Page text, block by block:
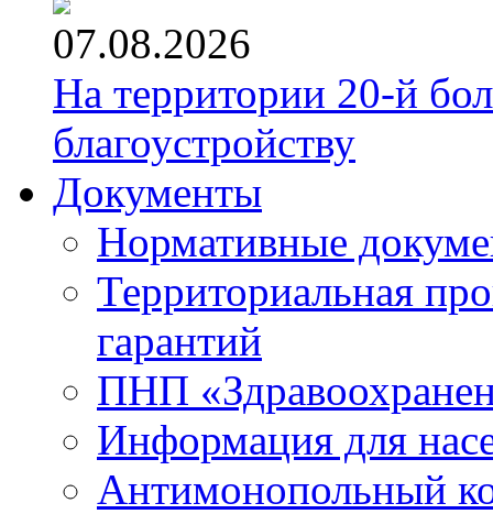
07.08.2026
На территории 20-й
благоустройству
Документы
Нормативные
Территориальная
гарантий
ПНП
Информация для
Антимонопольный